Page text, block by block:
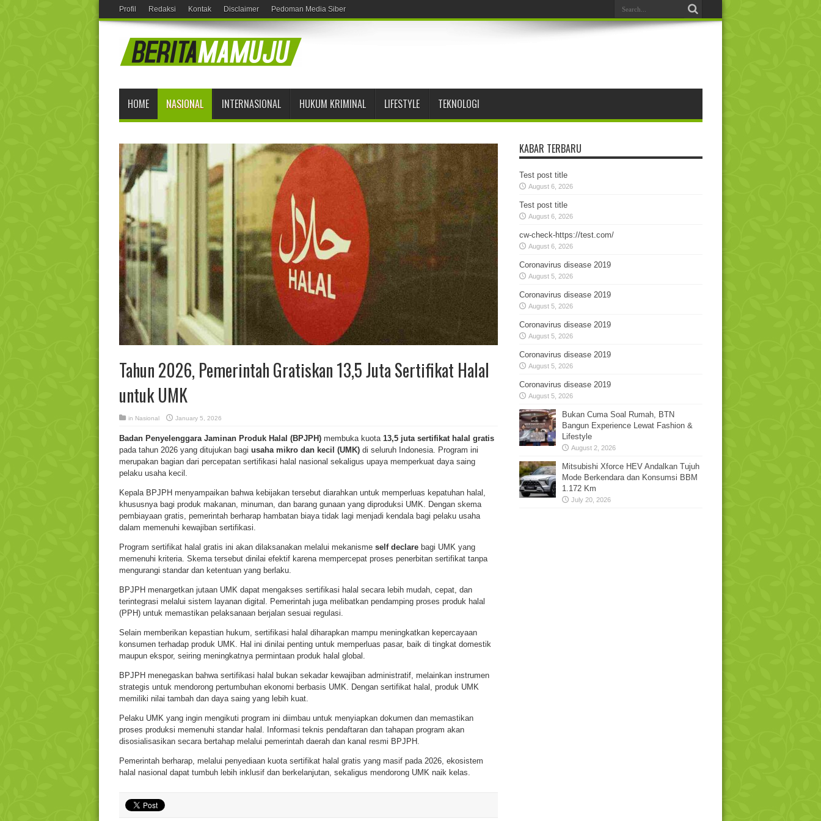
Profil Redaksi Kontak Disclaimer Pedoman Media Siber
HOME NASIONAL INTERNASIONAL HUKUM KRIMINAL LIFESTYLE TEKNOLOGI
Tahun 2026, Pemerintah Gratiskan 13,5 Juta Sertifikat Halal
untuk UMK
in Nasional January 5, 2026
Badan Penyelenggara Jaminan Produk Halal (BPJPH)membuka kuota 13,5 juta sertifikat halal gratis
pada tahun 2026 yang ditujukan bagi usaha mikro dan kecil (UMK)di seluruh Indonesia. Program ini
merupakan bagian dari percepatan sertifikasi halal nasional sekaligus upaya memperkuat daya saing
pelaku usaha kecil.
Kepala BPJPH menyampaikan bahwa kebijakan tersebut diarahkan untuk memperluas kepatuhan halal,
khususnya bagi produk makanan, minuman, dan barang gunaan yang diproduksi UMK. Dengan skema
pembiayaan gratis, pemerintah berharap hambatan biaya tidak lagi menjadi kendala bagi pelaku usaha
dalam memenuhi kewajiban sertifikasi.
Program sertifikat halal gratis ini akan dilaksanakan melalui mekanisme self declarebagi UMK yang
memenuhi kriteria. Skema tersebut dinilai efektif karena mempercepat proses penerbitan sertifikat tanpa
mengurangi standar dan ketentuan yang berlaku.
BPJPH menargetkan jutaan UMK dapat mengakses sertifikasi halal secara lebih mudah, cepat, dan
terintegrasi melalui sistem layanan digital. Pemerintah juga melibatkan pendamping proses produk halal
(PPH) untuk memastikan pelaksanaan berjalan sesuai regulasi.
Selain memberikan kepastian hukum, sertifikasi halal diharapkan mampu meningkatkan kepercayaan
konsumen terhadap produk UMK. Hal ini dinilai penting untuk memperluas pasar, baik di tingkat domestik
maupun ekspor, seiring meningkatnya permintaan produk halal global.
BPJPH menegaskan bahwa sertifikasi halal bukan sekadar kewajiban administratif, melainkan instrumen
strategis untuk mendorong pertumbuhan ekonomi berbasis UMK. Dengan sertifikat halal, produk UMK
memiliki nilai tambah dan daya saing yang lebih kuat.
Pelaku UMK yang ingin mengikuti program ini diimbau untuk menyiapkan dokumen dan memastikan
proses produksi memenuhi standar halal. Informasi teknis pendaftaran dan tahapan program akan
disosialisasikan secara bertahap melalui pemerintah daerah dan kanal resmi BPJPH.
Pemerintah berharap, melalui penyediaan kuota sertifikat halal gratis yang masif pada 2026, ekosistem
halal nasional dapat tumbuh lebih inklusif dan berkelanjutan, sekaligus mendorong UMK naik kelas.
KABAR TERBARU
Test post title
August 6, 2026
Test post title
August 6, 2026
cw-check-https://test.com/
August 6, 2026
Coronavirus disease 2019
August 5, 2026
Coronavirus disease 2019
August 5, 2026
Coronavirus disease 2019
August 5, 2026
Coronavirus disease 2019
August 5, 2026
Coronavirus disease 2019
August 5, 2026
Bukan Cuma Soal Rumah, BTN
Bangun Experience Lewat Fashion &
Lifestyle
August 2, 2026
Mitsubishi Xforce HEV Andalkan Tujuh
Mode Berkendara dan Konsumsi BBM
1.172 Km
July 20, 2026